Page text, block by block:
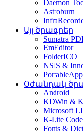
Daemon
Astroburn
Այլ ծրագրեր
Sumatra
EmEditor
FolderICO
NSIS &
Օժանդակ
Android
KDWin &
Microsoft
K-Lite
Fonts &